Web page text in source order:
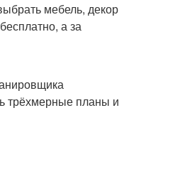
мебель, декор
а за
трёхмерные планы и